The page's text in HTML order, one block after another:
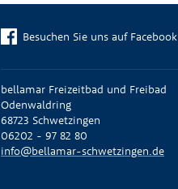
Besuchen Sie uns auf Facebook
bellamar Freizeitbad und Freibad
Odenwaldring
68723 Schwetzingen
06202 - 97 82 80
info@bellamar-schwetzingen.de